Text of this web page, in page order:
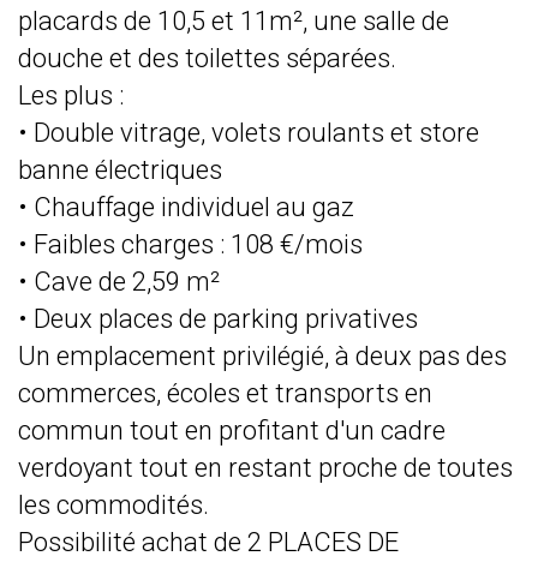
placards de 10,5 et 11m², une salle de
douche et des toilettes séparées.
Les plus :
• Double vitrage, volets roulants et store
banne électriques
• Chauffage individuel au gaz
• Faibles charges : 108 €/mois
• Cave de 2,59 m²
• Deux places de parking privatives
Un emplacement privilégié, à deux pas des
commerces, écoles et transports en
commun tout en profitant d'un cadre
verdoyant tout en restant proche de toutes
les commodités.
Possibilité achat de 2 PLACES DE